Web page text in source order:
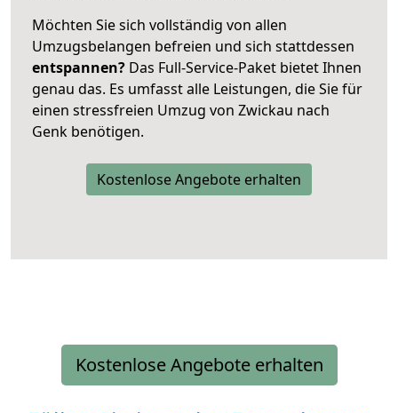
Möchten Sie sich vollständig von allen
Umzugsbelangen befreien und sich stattdessen
entspannen? Das Full-Service-Paket bietet Ihnen
genau das. Es umfasst alle Leistungen, die Sie für
einen stressfreien Umzug von Zwickau nach
Genk benötigen.
Kostenlose Angebote erhalten
Kostenlose Angebote erhalten